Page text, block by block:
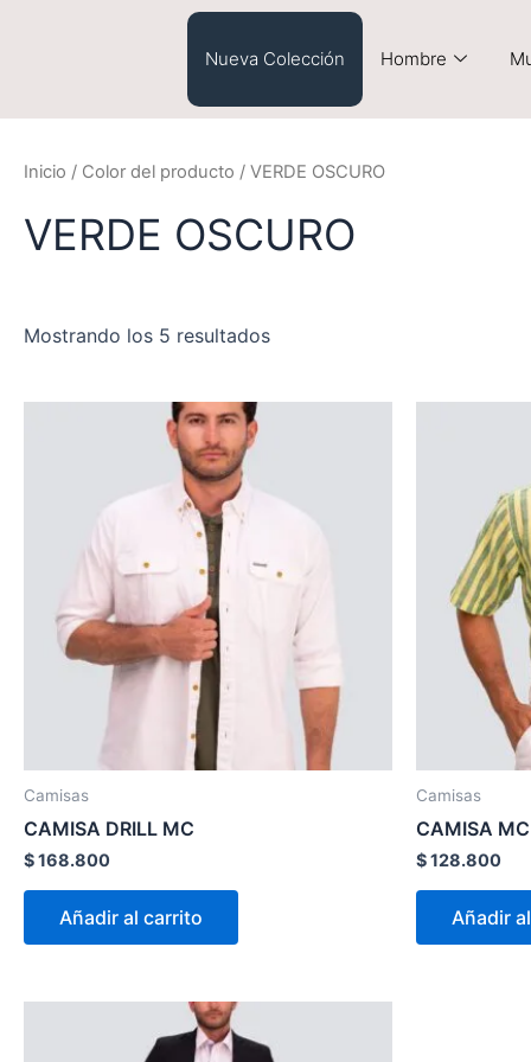
Nueva Colección Hombre
Inicio / Color del producto / VERDE OSCURO
VERDE OSCURO
Mostrando los 5 resultados
Camisas
CAMISA DRILL MC
$168.800
Añadir al carrito
Este
producto
tiene
múltiples
Las
pueden
Camisas
CAMISA MC
$128.800
Añadir
producto